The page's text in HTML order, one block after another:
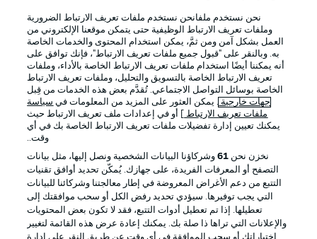
الإعلانات الإخطارات القانونية
شروط الاستخدام الوظائف
جهة النشر تواصل معنا
اللاعبون
نحن نستخدم ملفانحن نستخدم ملفات تعريف الارتباط الضرورية
وملفات تعريف الارتباط الوظيفية حتى يتمكن موقعنا الإلكتروني من
العمل بشكل آمن ومن ثمَّ، يمكن استخدام المحتوى والخدمات الخاصة
به. وبالنقر على "قبول جميع ملفات تعريف الارتباط"، فإنك توافق على
أنه يمكننا أيضًا استخدام ملفات تعريف الارتباط الخاصة بالأداء، وملفات
تعريف الارتباط الخاصة بالتسويق والتحليل، وملفات تعريف الارتباط
الخاصة بوسائل التواصل الاجتماعي. تُقدَّم بعض هذه الخدمات من قِبل
جهات خارجية . يمكن العثور على المزيد من المعلومات في سياسة
ملفات تعريف الارتباط
] أو في إعدادات ملف تعريف الارتباط حيث
يمكنك تعيين إدارة تفضيلات ملفات تعريف الارتباط الخاصة بك في أي
وقت..
نخزن نحن 61وشركاؤنا البيانات الشخصية ونصل إليها، مثل بيانات
التصفح أو المعرفات الفريدة، على جهازك. يُمكّن تحديد أوافق تقنيات
التتبع من دعم الأغراض المعروضة في إطار معالجتنا وشركائنا للبيانات
التي يجب توفيرها. سيؤدي تحديد رفض الكل أو سحب موافقتك إلى
تعطيلها. إذا تم تعطيل أدوات التتبع، فقد لا تكون بعض المحتويات
والإعلانات التي تراها ذا صلة بك. يمكنك إعادة عرض هذه القائمة لتغيير